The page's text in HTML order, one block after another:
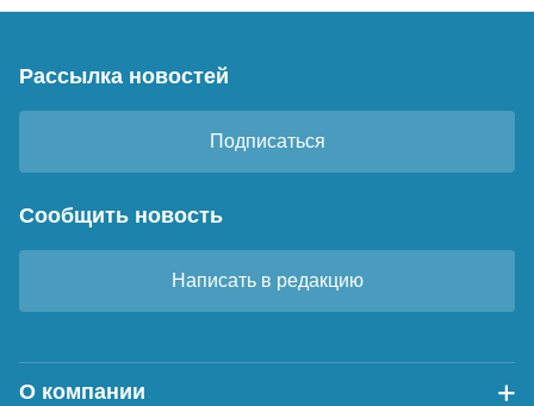
Рассылка новостей
Подписаться
Сообщить новость
Написать в редакцию
О компании